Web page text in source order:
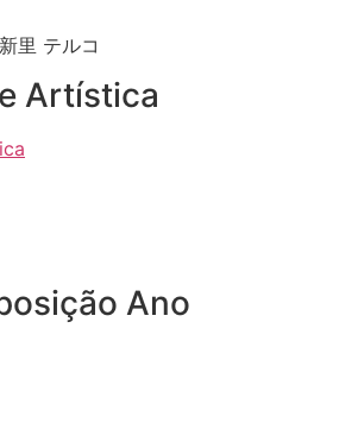
里 テルコ
Artística
Ano